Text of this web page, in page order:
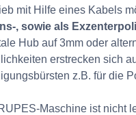
mit Hilfe eines Kabels
, sowie als
Hub auf 3mm oder
erstrecken sich
z.B. für die
Maschine ist nicht